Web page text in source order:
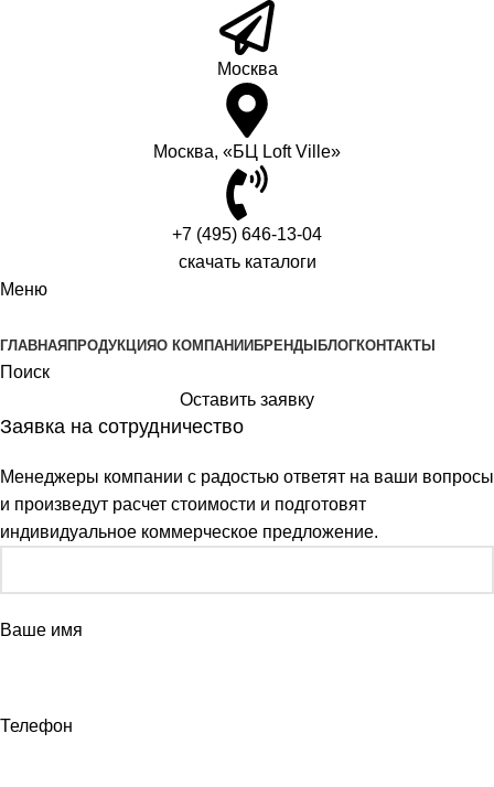
Москва
Москва, «БЦ Loft Ville»
+7 (495) 646-13-04
скачать каталоги
Меню
ГЛАВНАЯ ПРОДУКЦИЯО КОМПАНИИ БРЕНДЫ БЛОГКОНТАКТЫ
Поиск
Оставить заявку
Заявка на сотрудничество
Менеджеры компании с радостью ответят на ваши вопросы
и произведут расчет стоимости и подготовят
индивидуальное коммерческое предложение.
Ваше имя
Телефон